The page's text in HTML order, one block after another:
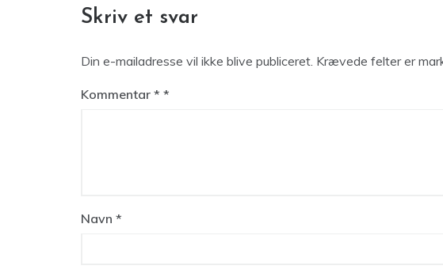
Skriv et svar
Din e-mailadresse vil ikke blive publiceret. Krævede felter er
Kommentar *
Navn *